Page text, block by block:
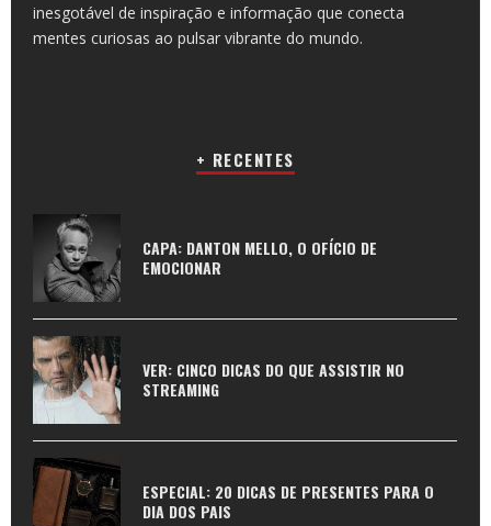
inesgotável de inspiração e informação que conecta
mentes curiosas ao pulsar vibrante do mundo.
+ RECENTES
CAPA: DANTON MELLO, O OFÍCIO DE
EMOCIONAR
VER: CINCO DICAS DO QUE ASSISTIR NO
STREAMING
ESPECIAL: 20 DICAS DE PRESENTES PARA O
DIA DOS PAIS